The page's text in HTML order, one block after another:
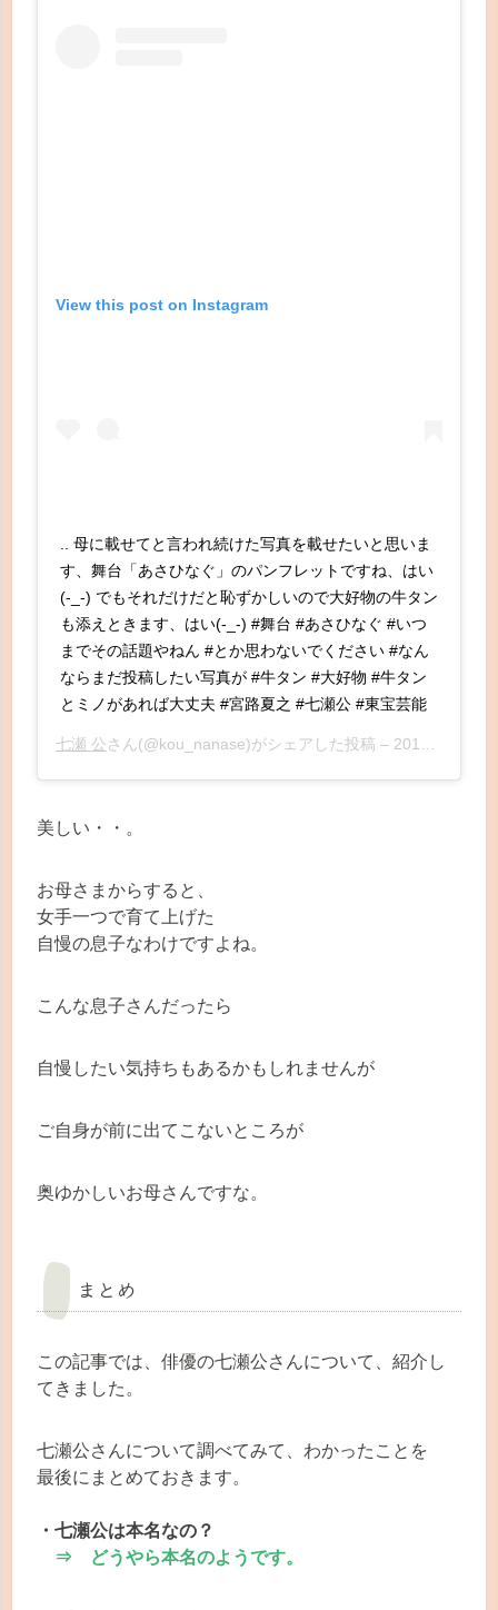
View this post on Instagram
.. 母に載せてと言われ続けた写真を載せたいと思いま
す、舞台「あさひなぐ」のパンフレットですね、はい
(-_-) でもそれだけだと恥ずかしいので大好物の牛タン
も添えときます、はい(-_-) #舞台 #あさひなぐ #いつ
までその話題やねん #とか思わないでください #なん
ならまだ投稿したい写真が #牛タン #大好物 #牛タン
とミノがあれば大丈夫 #宮路夏之 #七瀬公 #東宝芸能
七瀬 公さん(@kou_nanase)がシェアした投稿 – 2017年 6月月30日午後9時18分PDT
美しい・・。
お母さまからすると、
女手一つで育て上げた
自慢の息子なわけですよね。
こんな息子さんだったら
自慢したい気持ちもあるかもしれませんが
ご自身が前に出てこないところが
奥ゆかしいお母さんですな。
まとめ
この記事では、俳優の七瀬公さんについて、紹介し
てきました。
七瀬公さんについて調べてみて、わかったことを
最後にまとめておきます。
・七瀬公は本名なの？
⇒ どうやら本名のようです。